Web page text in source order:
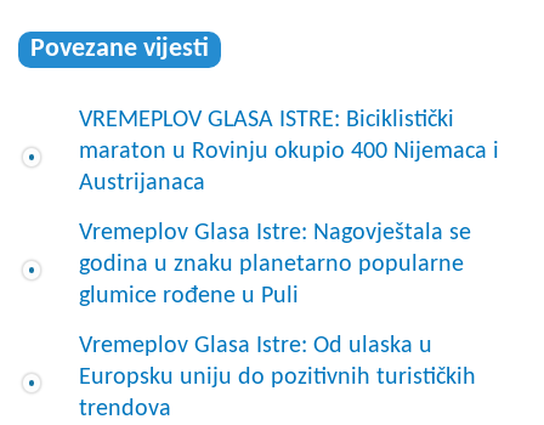
Povezane vijesti
VREMEPLOV GLASA ISTRE: Biciklistički
maraton u Rovinju okupio 400 Nijemaca i
Austrijanaca
Vremeplov Glasa Istre: Nagovještala se
godina u znaku planetarno popularne
glumice rođene u Puli
Vremeplov Glasa Istre: Od ulaska u
Europsku uniju do pozitivnih turističkih
trendova